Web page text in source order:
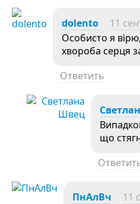
dolento 11
Особисто я
хвороба серця
Ответить
що
ПнАлВч 11